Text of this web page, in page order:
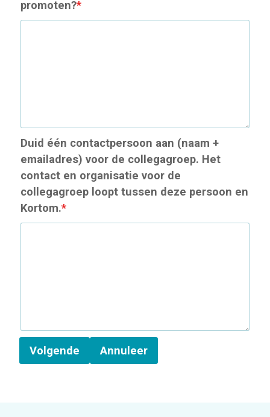
promoten?*
Duid één contactpersoon aan (naam +
emailadres) voor de collegagroep. Het
contact en organisatie voor de
collegagroep loopt tussen deze persoon en
Kortom.*
Volgende Annuleer